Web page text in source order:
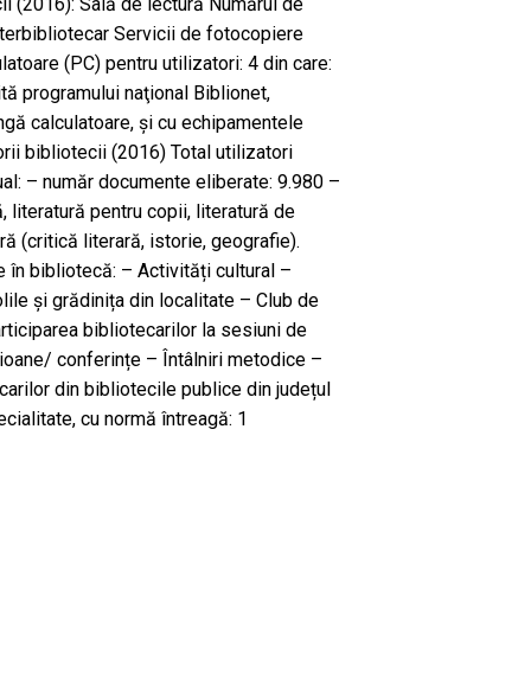
Servicii de fotocopiere
(PC) pentru utilizatori: 4 din care:
programului naţional Biblionet,
calculatoare, și cu echipamentele
bibliotecii (2016) Total utilizatori
– număr documente eliberate: 9.980 –
pentru copii, literatură de
(critică literară, istorie, geografie).
în bibliotecă: – Activități cultural –
și grădinița din localitate – Club de
bibliotecarilor la sesiuni de
conferințe – Întâlniri metodice –
din bibliotecile publice din județul
cu normă întreagă: 1